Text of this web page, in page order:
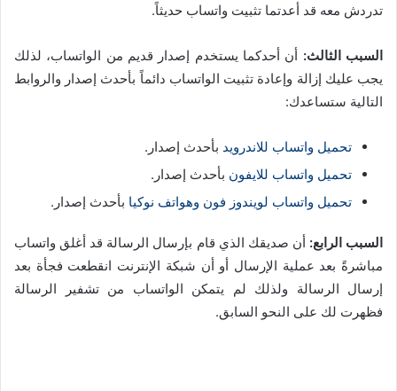
تدردش معه قد أعدتما تثبيت واتساب حديثاً.
السبب الثالث: أن أحدكما يستخدم إصدار قديم من الواتساب، لذلك
يجب عليك إزالة وإعادة تثبيت الواتساب دائماً بأحدث إصدار والروابط
التالية ستساعدك:
تحميل واتساب للاندرويد بأحدث إصدار.
تحميل واتساب للايفون بأحدث إصدار.
تحميل واتساب لويندوز فون وهواتف نوكيا بأحدث إصدار.
السبب الرابع: أن صديقك الذي قام بإرسال الرسالة قد أغلق واتساب
مباشرةً بعد عملية الإرسال أو أن شبكة الإنترنت انقطعت فجأة بعد
إرسال الرسالة ولذلك لم يتمكن الواتساب من تشفير الرسالة
فظهرت لك على النحو السابق.